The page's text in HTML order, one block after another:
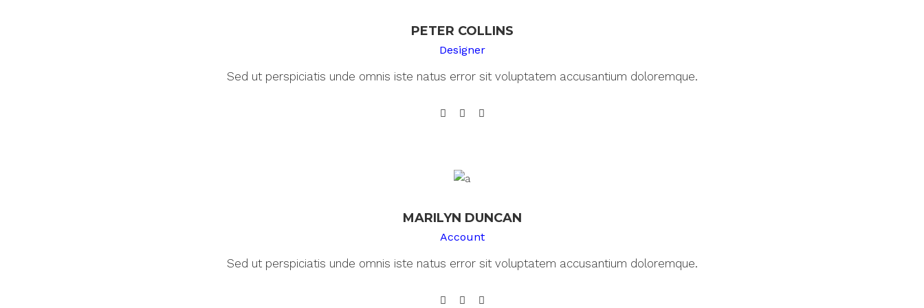
PETER COLLINS
Designer
Sed ut perspiciatis unde omnis iste natus error sit voluptatem accusantium doloremque.
MARILYN DUNCAN
Account
Sed ut perspiciatis unde omnis iste natus error sit voluptatem accusantium doloremque.